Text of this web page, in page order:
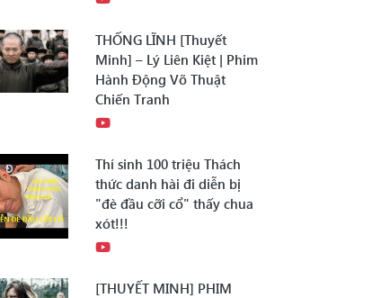
THỐNG LĨNH [Thuyết
Minh] – Lý Liên Kiệt | Phim
Hành Động Võ Thuật
Chiến Tranh
Thí sinh 100 triệu Thách
thức danh hài đi diễn bị
"đè đầu cỡi cổ" thấy chua
xót!!!
[THUYẾT MINH] PHIM